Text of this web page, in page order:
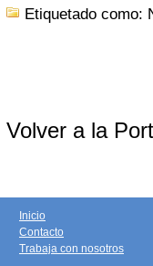
Etiquetado como:
Volver a la
Inicio
Contacto
Trabaja con nosotros